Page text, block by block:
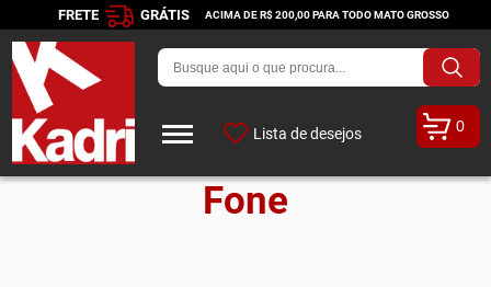
FRETE GRÁTIS ACIMA DE R$ 200,00 PARA TODO MATO GROSSO
Lista de desejos 0
Fone